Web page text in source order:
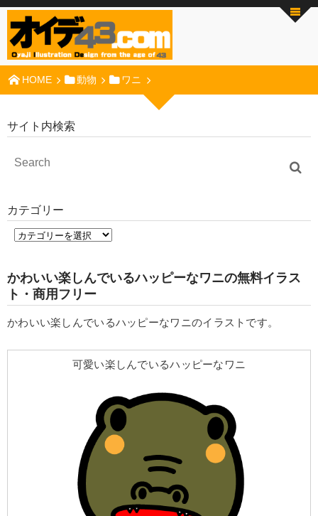
HOME 動物 ワニ
サイト内検索
カテゴリー
かわいい楽しんでいるハッピーなワニの無料イラス
ト・商用フリー
かわいい楽しんでいるハッピーなワニのイラストです。
可愛い楽しんでいるハッピーなワニ